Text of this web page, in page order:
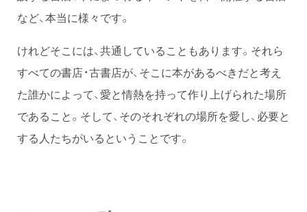
など、本当に様々です。
けれどそこには、共通していることもあります。それら
すべての書店・古書店が、そこに本があるべきだと考え
た誰かによって、愛と情熱を持って作り上げられた場所
であること。そして、そのそれぞれの場所を愛し、必要と
する人たちがいるということです。